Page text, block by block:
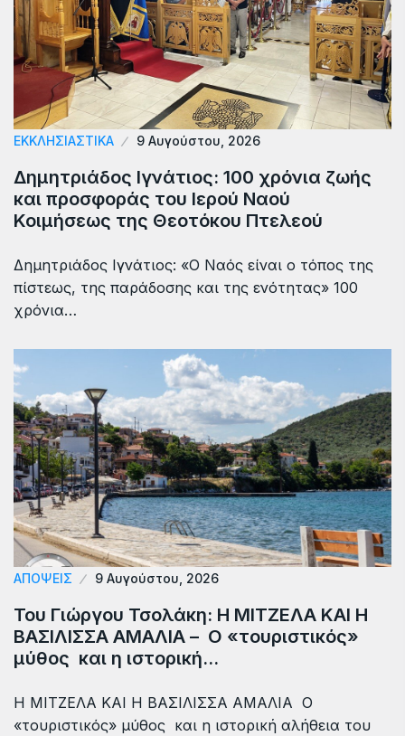
ΕΚΚΛΗΣΙΑΣΤΙΚΑ 9 Αυγούστου, 2026
Δημητριάδος Ιγνάτιος: 100 χρόνια ζωής
και προσφοράς του Ιερού Ναού
Κοιμήσεως της Θεοτόκου Πτελεού
Δημητριάδος Ιγνάτιος: «Ο Ναός είναι ο τόπος της
πίστεως, της παράδοσης και της ενότητας» 100
χρόνια…
ΑΠΟΨΕΙΣ 9 Αυγούστου, 2026
Του Γιώργου Τσολάκη: Η ΜΙΤΖΕΛΑ ΚΑΙ Η
ΒΑΣΙΛΙΣΣΑ ΑΜΑΛΙΑ – Ο «τουριστικός»
μύθος και η ιστορική…
Η ΜΙΤΖΕΛΑ ΚΑΙ Η ΒΑΣΙΛΙΣΣΑ ΑΜΑΛΙΑ Ο
«τουριστικός» μύθος και η ιστορική αλήθεια του